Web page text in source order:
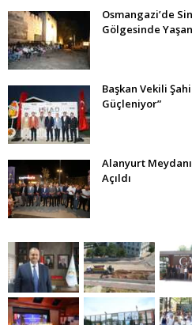
Osmangazi’de
Gölgesinde
Başkan Vekili
Güçleniyor”
Alanyurt
Açıldı